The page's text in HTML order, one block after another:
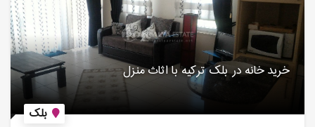
خرید خانه در بلک ترکیه با اثاث منزل
بلک